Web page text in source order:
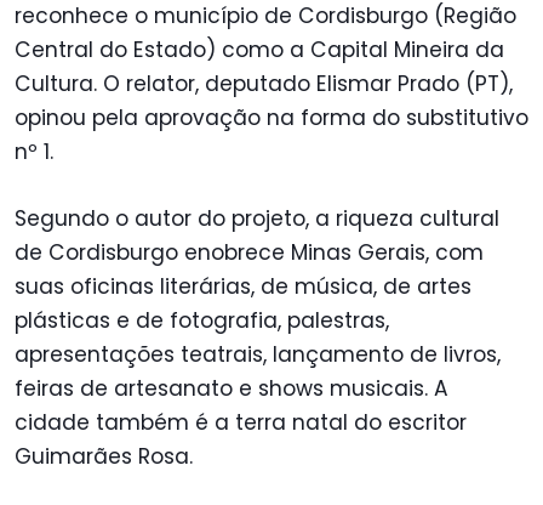
reconhece o município de Cordisburgo (Região
Central do Estado) como a Capital Mineira da
Cultura. O relator, deputado Elismar Prado (PT),
opinou pela aprovação na forma do substitutivo
nº 1.
Segundo o autor do projeto, a riqueza cultural
de Cordisburgo enobrece Minas Gerais, com
suas oficinas literárias, de música, de artes
plásticas e de fotografia, palestras,
apresentações teatrais, lançamento de livros,
feiras de artesanato e shows musicais. A
cidade também é a terra natal do escritor
Guimarães Rosa.